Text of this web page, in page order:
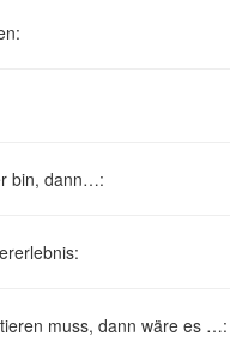
bin, dann…:
muss, dann wäre es …: